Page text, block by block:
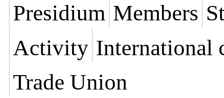
Presidium Members
Activity International
Trade Union